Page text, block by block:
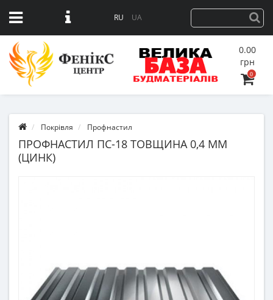
RU UA
0.00
грн
0
Покрівля Профнастил
ПРОФНАСТИЛ ПС-18 ТОВЩИНА 0,4 ММ
(ЦИНК)